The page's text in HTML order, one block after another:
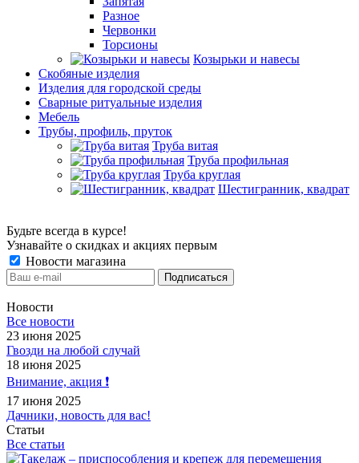
Разное
Червонки
Торсионы
Козырьки и навесы
Скобяные изделия
Изделия для городской среды
Сварные ритуальные изделия
Мебель
Трубы, профиль, пруток
Труба витая
Труба профильная
Труба круглая
Шестигранник, квадрат
Будьте всегда в курсе!
Узнавайте о скидках и акциях первым
Новости магазина
Новости
Все новости
23 июня 2025
Гвозди на любой случай
18 июня 2025
Внимание, акция ❗️
17 июня 2025
Дачники, новость для вас!
Статьи
Все статьи